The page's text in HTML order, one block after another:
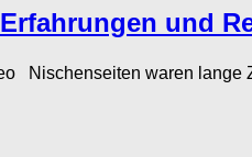
und
Nischenseiten waren lange